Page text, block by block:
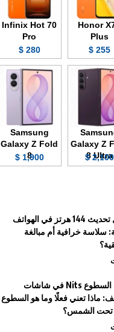
Honor
Plus
255 $
Infinix Hot 70
Pro
280 $
Galaxy Z
8 Ultra
2,100 $
Samsung
Galaxy Z Fold
8
1,900 $
معدل تحديث 144 هرتز في الهواتف
سلاسة خرافية أم مبالغة
درجة السطوع Nits في شاشات
ماذا تعني فعلًا وما هو السطوع
تحت الشمس؟